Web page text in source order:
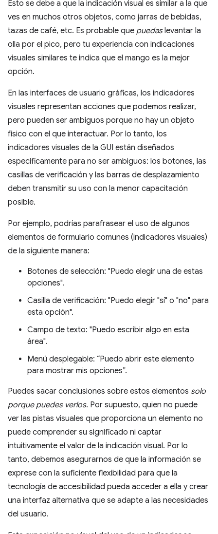
Esto se debe a que la indicación visual es similar a la que
ves en muchos otros objetos, como jarras de bebidas,
tazas de café, etc. Es probable que puedaslevantar la
olla por el pico, pero tu experiencia con indicaciones
visuales similares te indica que el mango es la mejor
opción.
En las interfaces de usuario gráficas, los indicadores
visuales representan acciones que podemos realizar,
pero pueden ser ambiguos porque no hay un objeto
físico con el que interactuar. Por lo tanto, los
indicadores visuales de la GUI están diseñados
específicamente para no ser ambiguos: los botones, las
casillas de verificación y las barras de desplazamiento
deben transmitir su uso con la menor capacitación
posible.
Por ejemplo, podrías parafrasear el uso de algunos
elementos de formulario comunes (indicadores visuales)
de la siguiente manera:
Botones de selección: "Puedo elegir una de estas
opciones".
Casilla de verificación: "Puedo elegir "sí" o "no" para
esta opción".
Campo de texto: "Puedo escribir algo en esta
área".
Menú desplegable: “Puedo abrir este elemento
para mostrar mis opciones”.
Puedes sacar conclusiones sobre estos elementos solo
porque puedes verlos. Por supuesto, quien no puede
ver las pistas visuales que proporciona un elemento no
puede comprender su significado ni captar
intuitivamente el valor de la indicación visual. Por lo
tanto, debemos asegurarnos de que la información se
exprese con la suficiente flexibilidad para que la
tecnología de accesibilidad pueda acceder a ella y crear
una interfaz alternativa que se adapte a las necesidades
del usuario.